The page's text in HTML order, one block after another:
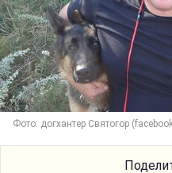
Фото: догхантер Святогор